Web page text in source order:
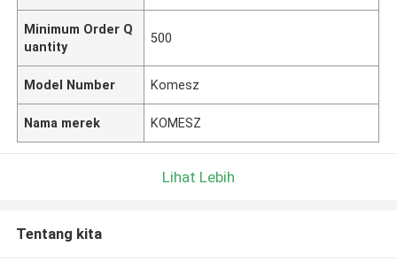
Minimum Order Q
uantity
500
Model Number Komesz
Nama merek KOMESZ
Lihat Lebih
Tentang kita